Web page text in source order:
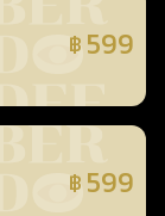
฿ 599
฿ 599